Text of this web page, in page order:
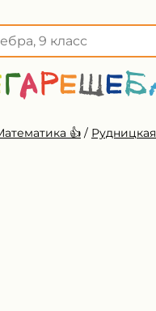
👍 / Рудницкая